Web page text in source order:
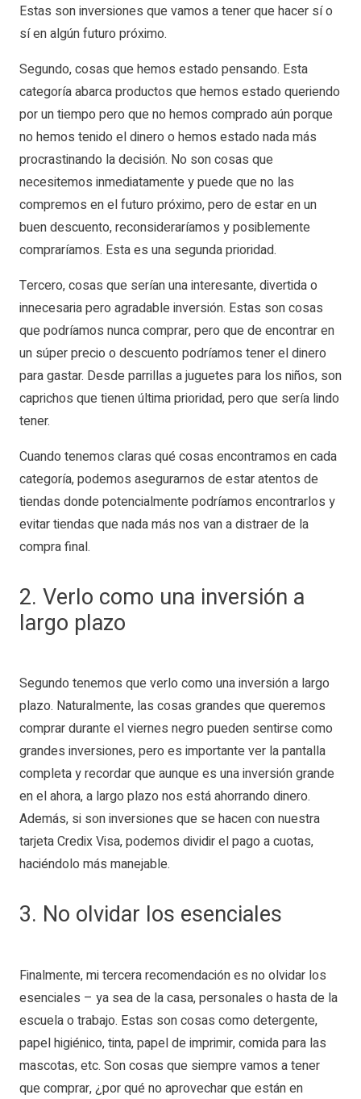
Estas son inversiones que vamos a tener que hacer sí o
sí en algún futuro próximo.
Segundo, cosas que hemos estado pensando. Esta
categoría abarca productos que hemos estado queriendo
por un tiempo pero que no hemos comprado aún porque
no hemos tenido el dinero o hemos estado nada más
procrastinando la decisión. No son cosas que
necesitemos inmediatamente y puede que no las
compremos en el futuro próximo, pero de estar en un
buen descuento, reconsideraríamos y posiblemente
compraríamos. Esta es una segunda prioridad.
Tercero, cosas que serían una interesante, divertida o
innecesaria pero agradable inversión. Estas son cosas
que podríamos nunca comprar, pero que de encontrar en
un súper precio o descuento podríamos tener el dinero
para gastar. Desde parrillas a juguetes para los niños, son
caprichos que tienen última prioridad, pero que sería lindo
tener.
Cuando tenemos claras qué cosas encontramos en cada
categoría, podemos asegurarnos de estar atentos de
tiendas donde potencialmente podríamos encontrarlos y
evitar tiendas que nada más nos van a distraer de la
compra final.
2. Verlo como una inversión a
largo plazo
Segundo tenemos que verlo como una inversión a largo
plazo. Naturalmente, las cosas grandes que queremos
comprar durante el viernes negro pueden sentirse como
grandes inversiones, pero es importante ver la pantalla
completa y recordar que aunque es una inversión grande
en el ahora, a largo plazo nos está ahorrando dinero.
Además, si son inversiones que se hacen con nuestra
tarjeta Credix Visa, podemos dividir el pago a cuotas,
haciéndolo más manejable.
3. No olvidar los esenciales
Finalmente, mi tercera recomendación es no olvidar los
esenciales – ya sea de la casa, personales o hasta de la
escuela o trabajo. Estas son cosas como detergente,
papel higiénico, tinta, papel de imprimir, comida para las
mascotas, etc. Son cosas que siempre vamos a tener
que comprar, ¿por qué no aprovechar que están en